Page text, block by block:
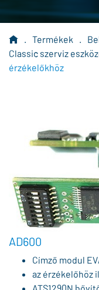
. Termékek .
Classic szerviz
érzékelőkhöz
AD600
Címző modul
az érzékelőhöz